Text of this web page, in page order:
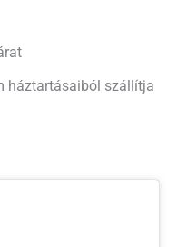
háztartásaiból szállítja